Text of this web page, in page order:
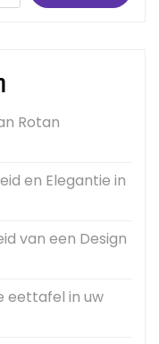
Rotan
en Elegantie in
van een Design
eettafel in uw